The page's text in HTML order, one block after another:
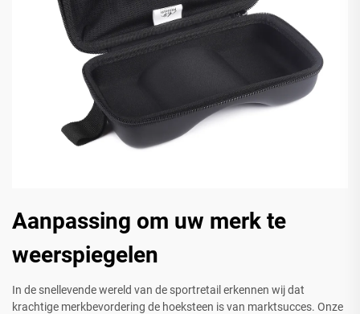
Aanpassing om uw merk te
weerspiegelen
In de snellevende wereld van de sportretail erkennen wij dat
krachtige merkbevordering de hoeksteen is van marktsucces. Onze